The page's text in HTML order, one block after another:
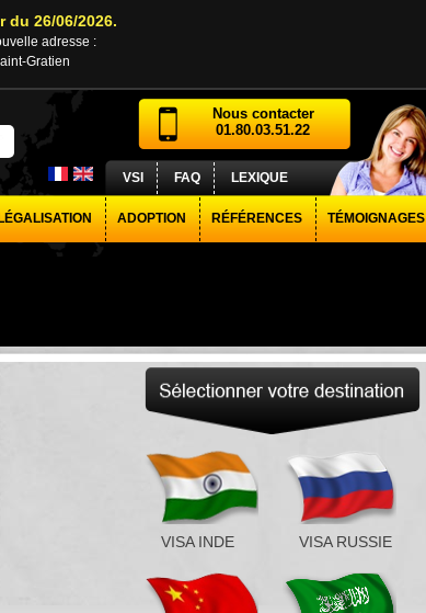
du 26/06/2026.
adresse :
Gratien
Nous contacter
01.80.03.51.22
VSI FAQ LEXIQUE
LÉGALISATION ADOPTION RÉFÉRENCES TÉMOIGNAGES
VISA INDE VISA RUSSIE